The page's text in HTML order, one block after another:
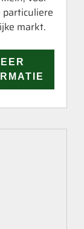
particuliere
markt.